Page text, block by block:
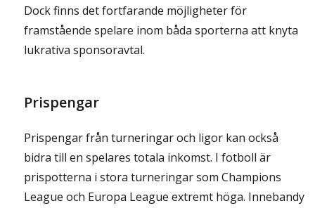
Dock finns det fortfarande möjligheter för
framstående spelare inom båda sporterna att knyta
lukrativa sponsoravtal.
Prispengar
Prispengar från turneringar och ligor kan också
bidra till en spelares totala inkomst. I fotboll är
prispotterna i stora turneringar som Champions
League och Europa League extremt höga. Innebandy